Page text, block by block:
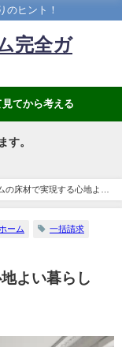
のヒント！
完全ガ
てから考える
す。
の床材で実現する心地よい
ーム 一括請求
よい暮らし